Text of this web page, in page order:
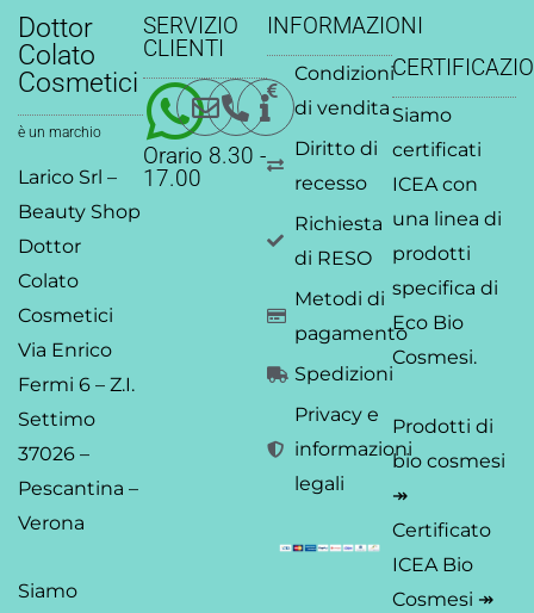
a
p
e
b
o
o
k
-
f
k
d
i
n
-
t
g
r
m
t
e
r
t
b
e
Dottor
Colato
Cosmetici
è un marchio
Larico Srl –
Beauty Shop
Dottor
Colato
Cosmetici
Via Enrico
Fermi 6 – Z.I.
Settimo
37026 –
Pescantina –
Verona
Siamo
SERVIZIO
CLIENTI
Orario 8.30 -
17.00
INFORMAZIONI
Condizioni
di vendita
Diritto di
recesso
Richiesta
di RESO
Metodi di
pagamento
Spedizioni
Privacy e
informazioni
legali
Siamo
certificati
ICEAcon
una linea di
prodotti
specifica di
Eco Bio
Cosmesi.
Prodotti di
bio cosmesi
↠
Certificato
ICEA Bio
Cosmesi ↠